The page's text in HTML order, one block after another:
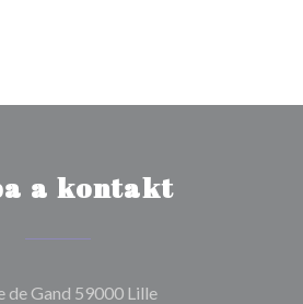
a kontakt
de Gand 59000 Lille((otevře se v novém